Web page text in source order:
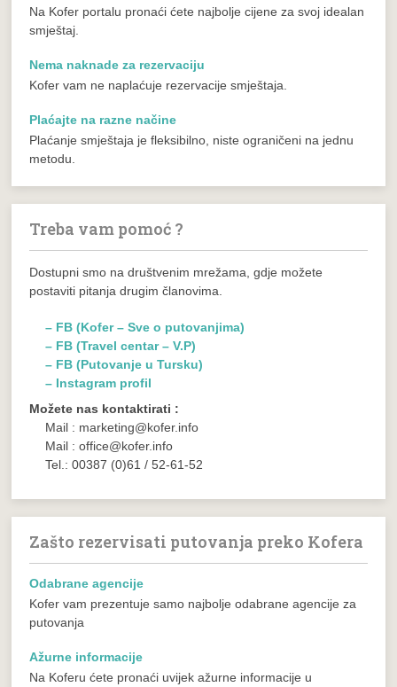
Na Kofer portalu pronaći ćete najbolje cijene za svoj idealan
smještaj.
Nema naknade za rezervaciju
Kofer vam ne naplaćuje rezervacije smještaja.
Plaćajte na razne načine
Plaćanje smještaja je fleksibilno, niste ograničeni na jednu
metodu.
Treba vam pomoć ?
Dostupni smo na društvenim mrežama, gdje možete
postaviti pitanja drugim članovima.
– FB (Kofer – Sve o putovanjima)
– FB (Travel centar – V.P)
– FB (Putovanje u Tursku)
– Instagram profil
Možete nas kontaktirati :
Mail : marketing@kofer.info
Mail : office@kofer.info
Tel.: 00387 (0)61 / 52-61-52
Zašto rezervisati putovanja preko Kofera
Odabrane agencije
Kofer vam prezentuje samo najbolje odabrane agencije za
putovanja
Ažurne informacije
Na Koferu ćete pronaći uvijek ažurne informacije u